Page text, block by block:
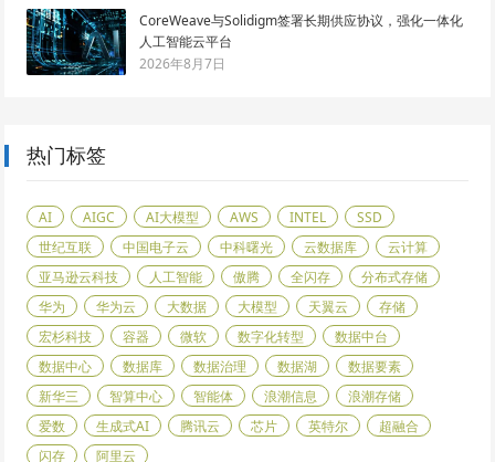
CoreWeave与Solidigm签署长期供应协议，强化一体化
人工智能云平台
2026年8月7日
热门标签
AI AIGC AI大模型 AWS INTEL
SSD
世纪互联
中国电子云 中科曙光 云数据库
云计算
亚马逊云科技
人工智能 傲腾 全闪存
分布式存储
华为
华为云 大数据 大模型 天翼云
存储
宏杉科技
容器 微软 数字化转型
数据中台
数据中心
数据库 数据治理 数据湖
数据要素
新华三
智算中心 智能体 浪潮信息
浪潮存储
爱数
生成式AI 腾讯云 芯片 英特尔
超融合
闪存
阿里云